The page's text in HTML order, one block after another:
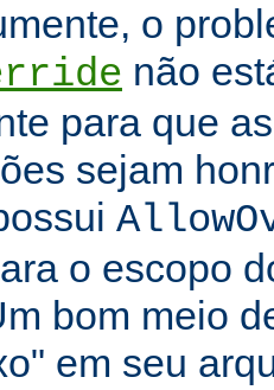
o
não
para que
sejam
o escopo
bom meio
em seu